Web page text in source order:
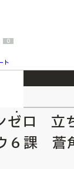
2026/7/
0
ト
ゼロ 立
６課 蒼